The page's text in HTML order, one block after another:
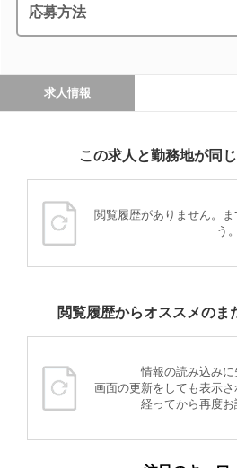
応募方法
求人情報
この求人と勤務地が同
閲覧履歴がありません。
う。
閲覧履歴からオススメのま
情報の読み込みに
画面の更新をしても表示さ
経ってから再度お